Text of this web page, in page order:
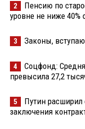
2
Пенсию по
уровне не ниже 40%
3 Законы,
4
Соцфонд:
превысила 27,2
5
Путин
заключения